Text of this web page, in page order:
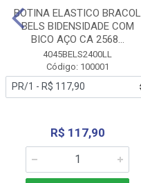
BOTINA ELASTICO BRACOL
BELS BIDENSIDADE COM
BICO AÇO CA 2568...
4045BELS2400LL
Código: 100001
R$ 117,90